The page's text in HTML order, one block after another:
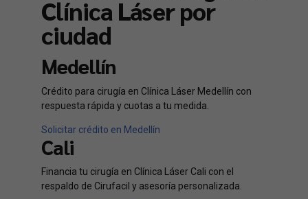
Clínica Láser por
ciudad
Medellín
Crédito para cirugía en Clínica Láser Medellín con
respuesta rápida y cuotas a tu medida.
Solicitar crédito en Medellín
Cali
Financia tu cirugía en Clínica Láser Cali con el
respaldo de Cirufacil y asesoría personalizada.